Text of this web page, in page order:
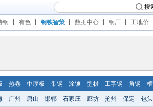
搜
钢 有色 钢铁智策 数据中心 钢厂 工地价
热卷 中厚板 带钢 涂镀 型材 工字钢 角钢
广州 唐山 邯郸 石家庄 廊坊 沧州 保定 包头